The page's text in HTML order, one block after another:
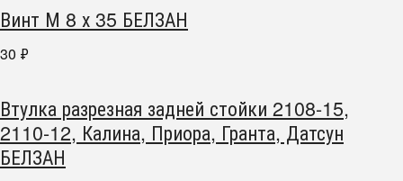
Винт М 8 х 35 БЕЛЗАН
30 ₽
Втулка разрезная задней стойки 2108-15,
2110-12, Калина, Приора, Гранта, Датсун
БЕЛЗАН